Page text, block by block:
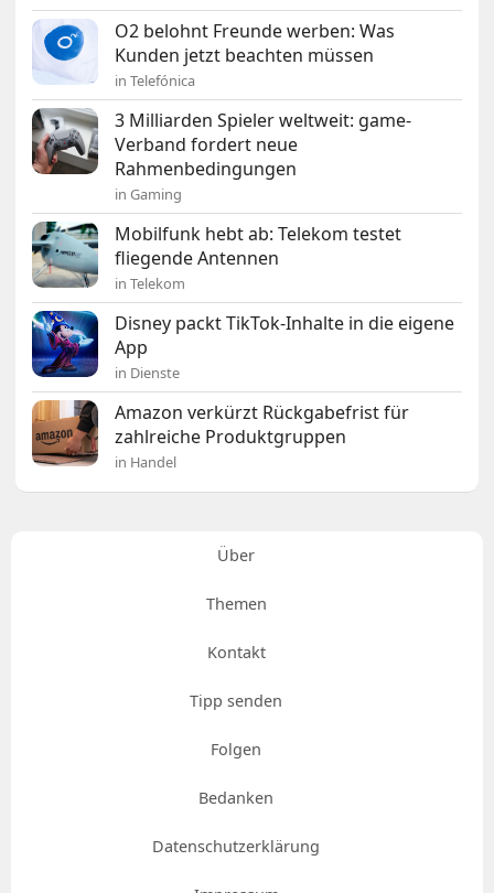
O2 belohnt Freunde werben: Was
Kunden jetzt beachten müssen
in Telefónica
3 Milliarden Spieler weltweit: game-
Verband fordert neue
Rahmenbedingungen
in Gaming
Mobilfunk hebt ab: Telekom testet
fliegende Antennen
in Telekom
Disney packt TikTok-Inhalte in die eigene
App
in Dienste
Amazon verkürzt Rückgabefrist für
zahlreiche Produktgruppen
in Handel
Über
Themen
Kontakt
Tipp senden
Folgen
Bedanken
Datenschutzerklärung